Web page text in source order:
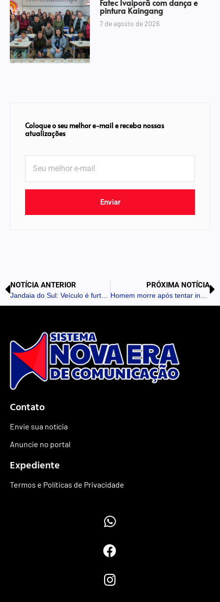
Fatec Ivaiporã com dança e
pintura Kaingang
7 de agosto de 2026
Coloque o seu melhor e-mail e receba nossas
atualizações
Enviar
NOTÍCIA ANTERIOR PRÓXIMA NOTÍCIA
Contato
Envie sua notícia
Anuncie no portal
Expediente
Termos e Políticas de Privacidade